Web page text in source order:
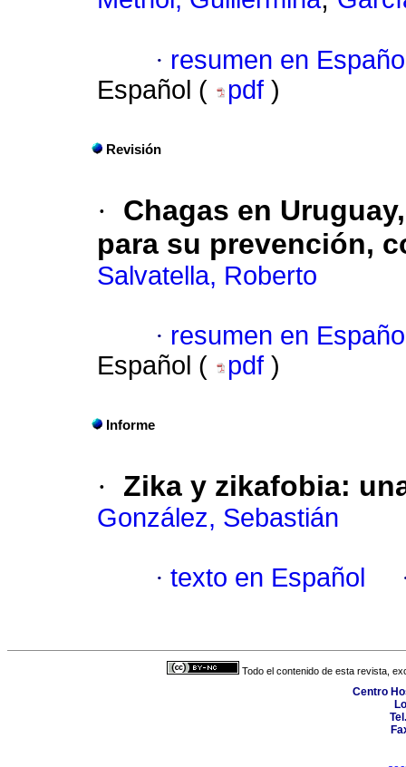
· resumen en
Español (
pdf )
Revisión
·
Chagas en
para su prevención,
Salvatella, Roberto
· resumen en
Español (
pdf )
Informe
· Zika y zikafobia:
González, Sebastián
· texto en Español
Todo el contenido de esta revista,
Centro